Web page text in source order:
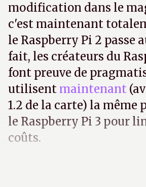
modification dans le
c'est maintenant
le Raspberry Pi 2 passe
fait, les créateurs du
font preuve de
utilisent maintenant
1.2 de la carte) la même
le Raspberry Pi 3 pour
coûts.